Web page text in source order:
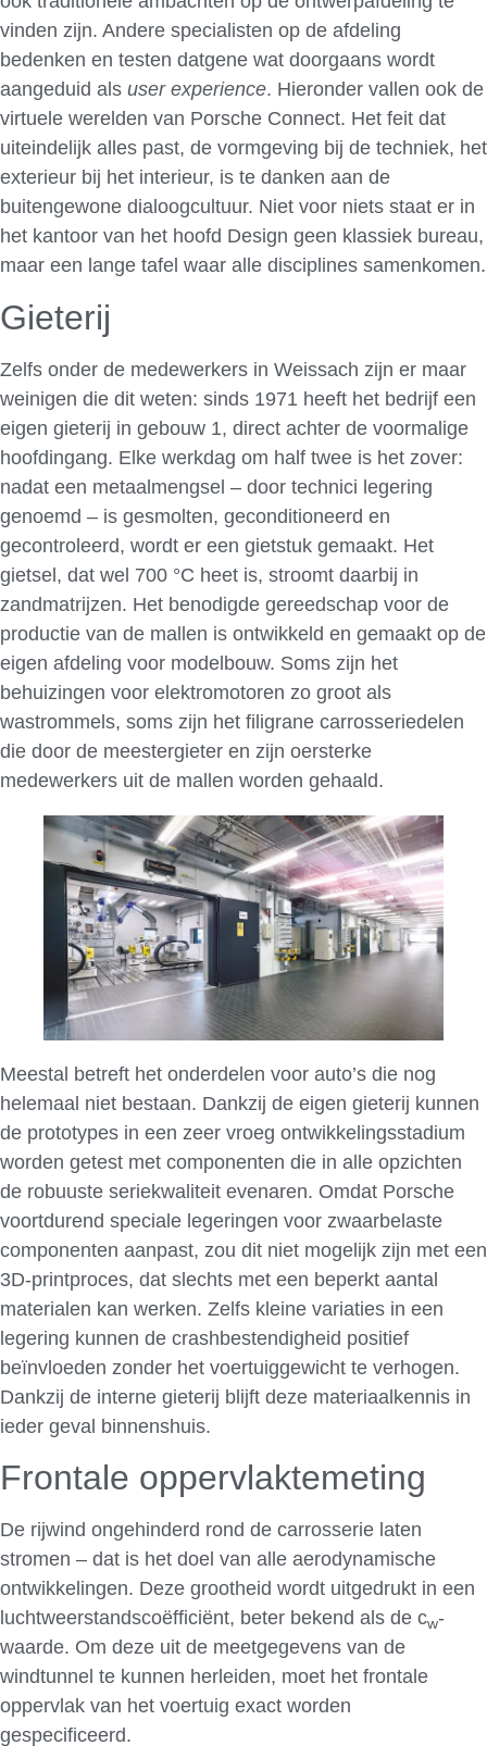
vinden zijn. Andere specialisten op de afdeling
bedenken en testen datgene wat doorgaans wordt
aangeduid als user experience. Hieronder vallen ook de
virtuele werelden van Porsche Connect. Het feit dat
uiteindelijk alles past, de vormgeving bij de techniek, het
exterieur bij het interieur, is te danken aan de
buitengewone dialoogcultuur. Niet voor niets staat er in
het kantoor van het hoofd Design geen klassiek bureau,
maar een lange tafel waar alle disciplines samenkomen.
Gieterij
Zelfs onder de medewerkers in Weissach zijn er maar
weinigen die dit weten: sinds 1971 heeft het bedrijf een
eigen gieterij in gebouw 1, direct achter de voormalige
hoofdingang. Elke werkdag om half twee is het zover:
nadat een metaalmengsel – door technici legering
genoemd – is gesmolten, geconditioneerd en
gecontroleerd, wordt er een gietstuk gemaakt. Het
gietsel, dat wel 700 °C heet is, stroomt daarbij in
zandmatrijzen. Het benodigde gereedschap voor de
productie van de mallen is ontwikkeld en gemaakt op de
eigen afdeling voor modelbouw. Soms zijn het
behuizingen voor elektromotoren zo groot als
wastrommels, soms zijn het filigrane carrosseriedelen
die door de meestergieter en zijn oersterke
medewerkers uit de mallen worden gehaald.
Meestal betreft het onderdelen voor auto’s die nog
helemaal niet bestaan. Dankzij de eigen gieterij kunnen
de prototypes in een zeer vroeg ontwikkelingsstadium
worden getest met componenten die in alle opzichten
de robuuste seriekwaliteit evenaren. Omdat Porsche
voortdurend speciale legeringen voor zwaarbelaste
componenten aanpast, zou dit niet mogelijk zijn met een
3D-printproces, dat slechts met een beperkt aantal
materialen kan werken. Zelfs kleine variaties in een
legering kunnen de crashbestendigheid positief
beïnvloeden zonder het voertuiggewicht te verhogen.
Dankzij de interne gieterij blijft deze materiaalkennis in
ieder geval binnenshuis.
Frontale oppervlaktemeting
De rijwind ongehinderd rond de carrosserie laten
stromen – dat is het doel van alle aerodynamische
ontwikkelingen. Deze grootheid wordt uitgedrukt in een
luchtweerstandscoëfficiënt, beter bekend als de cw-
waarde. Om deze uit de meetgegevens van de
windtunnel te kunnen herleiden, moet het frontale
oppervlak van het voertuig exact worden
gespecificeerd.